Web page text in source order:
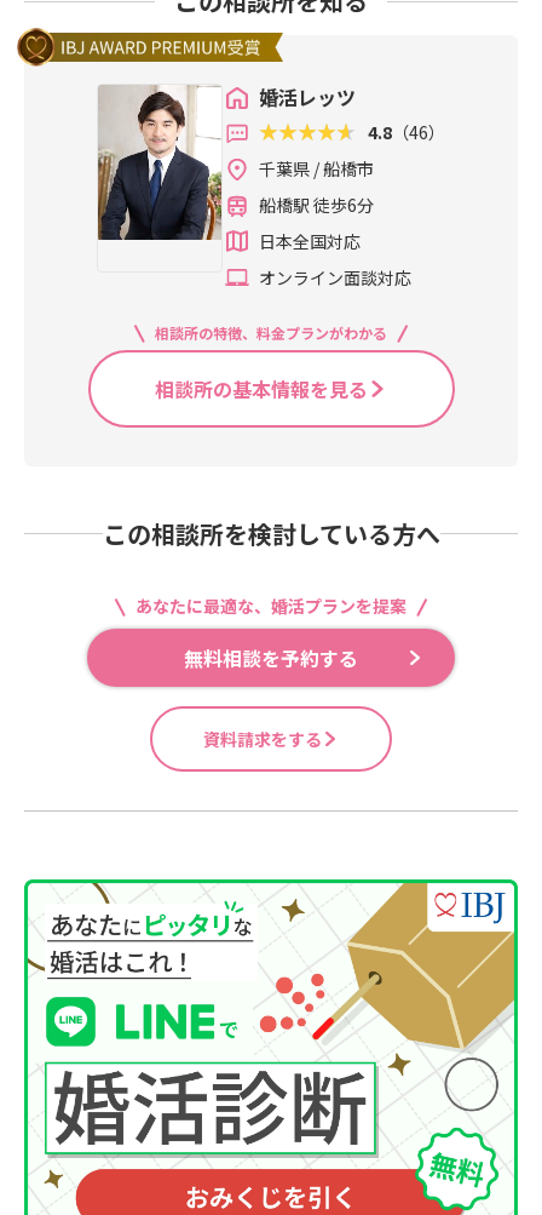
婚活レッツ
4.8 （46）
千葉県 / 船橋市
船橋駅 徒歩6分
日本全国対応
オンライン面談対応
相談所の特徴、料金プランがわかる
相談所の基本情報を見る
この相談所を検討している方へ
あなたに最適な、婚活プランを提案
無料相談を予約する
資料請求をする